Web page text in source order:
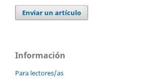
Enviar un artículo
Información
Para lectores/as